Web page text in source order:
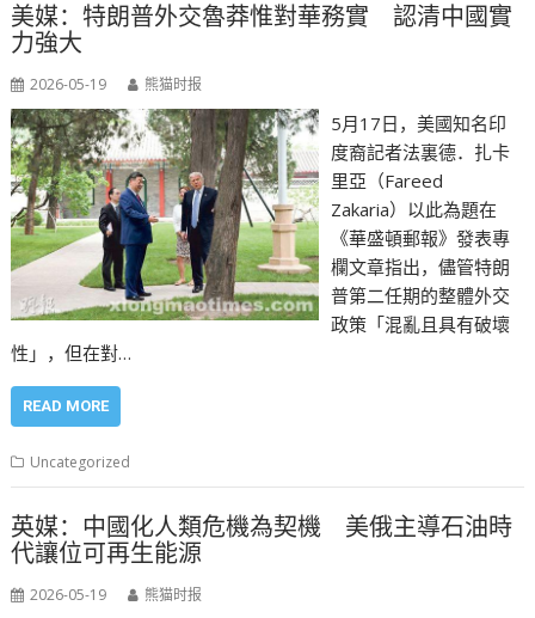
美媒：特朗普外交魯莽惟對華務實 認清中國實
力強大
2026-05-19 熊猫时报
5月17日，美國知名印
度裔記者法裏德．扎卡
里亞（Fareed
Zakaria）以此為題在
《華盛頓郵報》發表專
欄文章指出，儘管特朗
普第二任期的整體外交
政策「混亂且具有破壞
性」，但在對…
READ MORE
Uncategorized
英媒：中國化人類危機為契機 美俄主導石油時
代讓位可再生能源
2026-05-19 熊猫时报